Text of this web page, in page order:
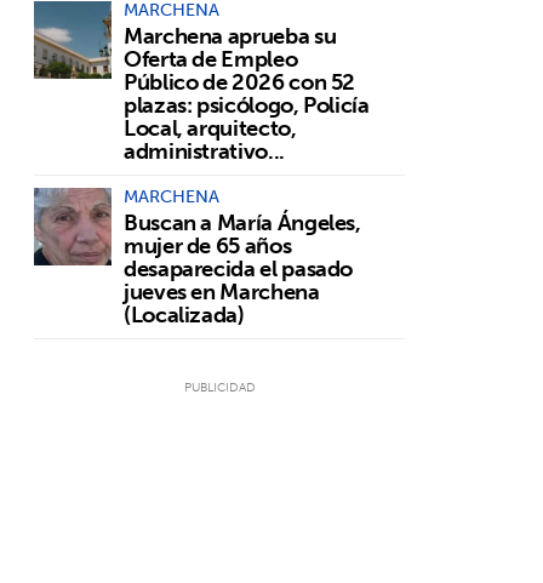
MARCHENA
Marchena aprueba su
Oferta de Empleo
Público de 2026 con 52
plazas: psicólogo, Policía
Local, arquitecto,
administrativo...
MARCHENA
Buscan a María Ángeles,
mujer de 65 años
desaparecida el pasado
jueves en Marchena
(Localizada)